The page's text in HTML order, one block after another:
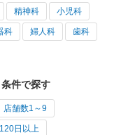
精神科 小児科
科 婦人科 歯科
件で探す
店舗数1～9
日以上